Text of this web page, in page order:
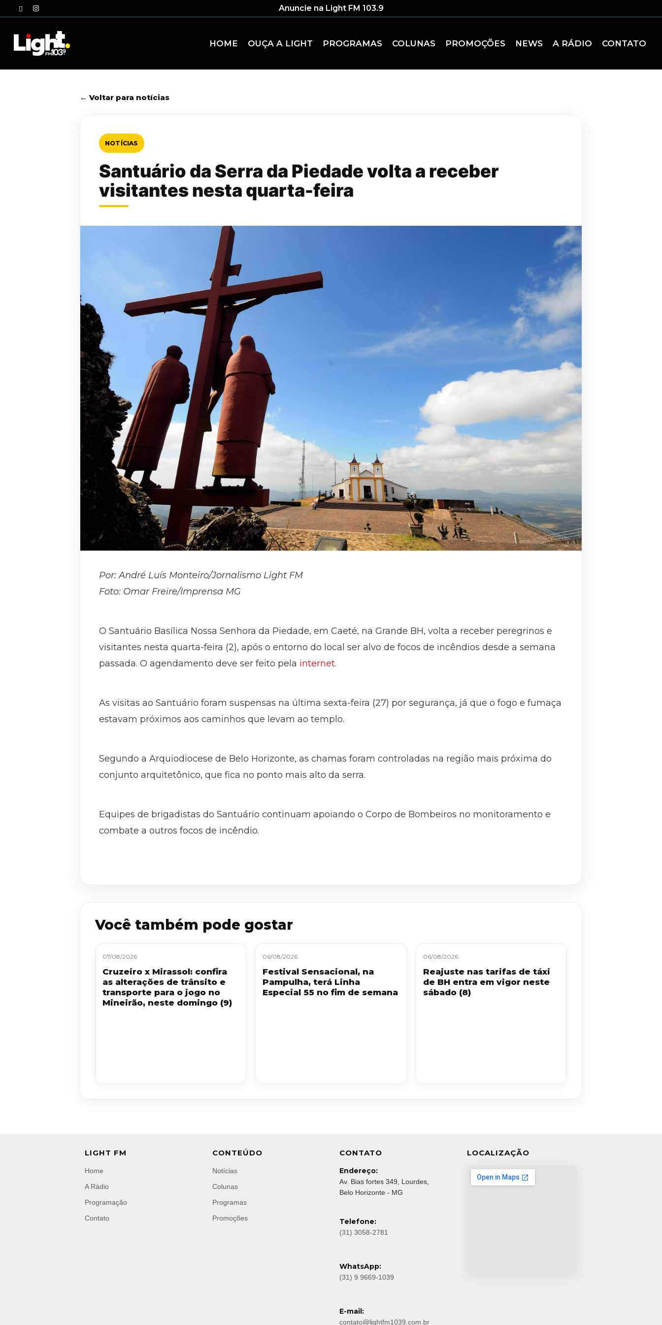
to
twitterinstagram Anuncie na Light FM 103.9
HOME OUÇA A LIGHT PROGRAMAS COLUNAS PROMOÇÕES NEWS A RÁDIO CONTATO
← Voltar para notícias
NOTÍCIAS
Santuário da Serra da Piedade volta a receber
visitantes nesta quarta-feira
Por: André Luís Monteiro/Jornalismo Light FM
Foto: Omar Freire/Imprensa MG
O Santuário Basílica Nossa Senhora da Piedade, em Caeté, na Grande BH, volta a receber peregrinos e
visitantes nesta quarta-feira (2), após o entorno do local ser alvo de focos de incêndios desde a semana
passada. O agendamento deve ser feito pela internet.
As visitas ao Santuário foram suspensas na última sexta-feira (27) por segurança, já que o fogo e fumaça
estavam próximos aos caminhos que levam ao templo.
Segundo a Arquiodiocese de Belo Horizonte, as chamas foram controladas na região mais próxima do
conjunto arquitetônico, que fica no ponto mais alto da serra.
Equipes de brigadistas do Santuário continuam apoiando o Corpo de Bombeiros no monitoramento e
combate a outros focos de incêndio.
Você também pode gostar
07/08/2026
Cruzeiro x Mirassol: confira
as alterações de trânsito e
transporte para o jogo no
Mineirão, neste domingo (9)
06/08/2026
Festival Sensacional, na
Pampulha, terá Linha
Especial 55 no fim de semana
06/08/2026
Reajuste nas tarifas de táxi
de BH entra em vigor neste
sábado (8)
LIGHT FM
Home
A Rádio
Programação
Contato
CONTEÚDO
Notícias
Colunas
Programas
Promoções
CONTATO
Endereço:
Av. Bias fortes 349, Lourdes,
Belo Horizonte - MG
Telefone:
(31) 3058-2781
WhatsApp:
(31) 9 9669-1039
E-mail:
contato@lightfm1039.com.br
LOCALIZAÇÃO